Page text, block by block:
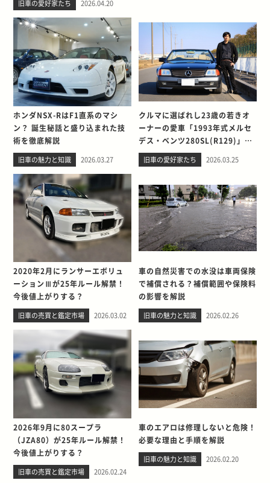
旧車の愛好家たち 2026.04.20
ホンダNSX-RはF1直系のマシ
ン？ 誕生秘話と盛り込まれた技
術を徹底解説
旧車の魅力と知識 2026.03.27
クルマに選ばれし23歳の若きオ
ーナーの愛車「1993年式メルセ
デス・ベンツ280SL(R129)」と
の出会い。そして別れを考える
旧車の愛好家たち 2026.03.25
2020年2月にランサーエボリュ
ーションⅢが25年ルール解禁！
今後値上がりする？
旧車の売買と鑑定市場 2026.03.02
車の自然災害での水没は車両保険
で補償される？補償範囲や保険料
の影響を解説
旧車の魅力と知識 2026.02.26
2026年9月に80スープラ
（JZA80）が25年ルール解禁！
今後値上がりする？
旧車の売買と鑑定市場 2026.02.24
車のエアロは修理しないと危険！
必要な理由と手順を解説
旧車の魅力と知識 2026.02.20